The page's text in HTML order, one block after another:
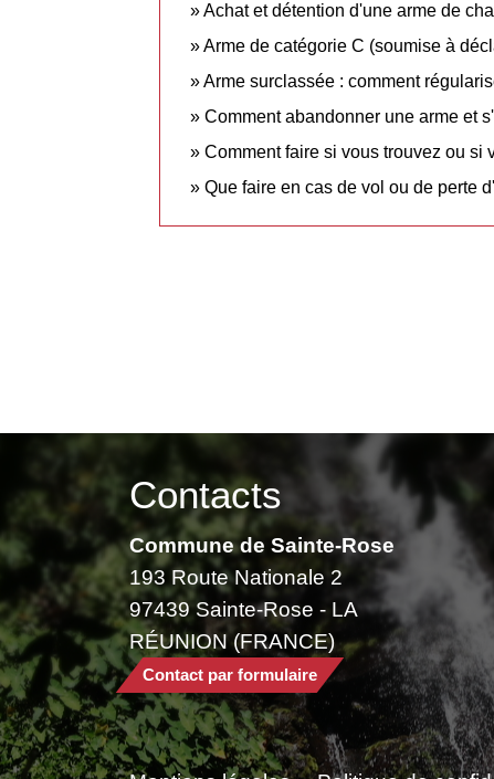
Achat et détention d'une arme de
Arme de catégorie C (soumise à
Arme surclassée : comment
Comment abandonner une arme et
Comment faire si vous trouvez ou si
Que faire en cas de vol ou de perte
Contacts
Commune de Sainte-Rose
193 Route Nationale 2
97439 Sainte-Rose - LA
RÉUNION (FRANCE)
Contact par formulaire